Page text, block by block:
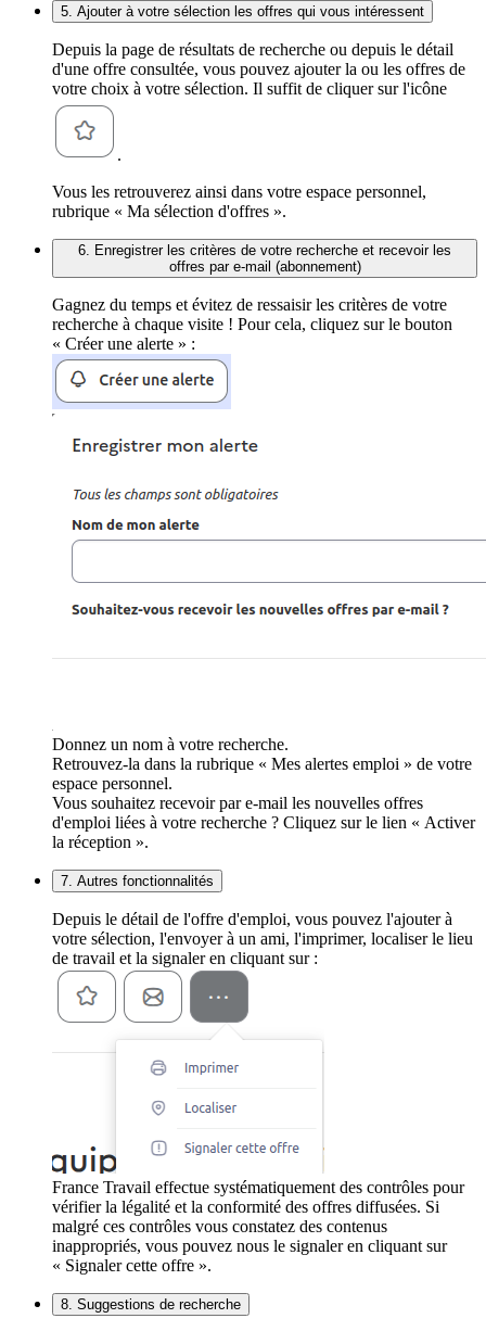
5. Ajouter à votre sélection les offres qui vous intéressent
Depuis la page de résultats de recherche ou depuis le détail
d'une offre consultée, vous pouvez ajouter la ou les offres de
votre choix à votre sélection. Il suffit de cliquer sur l'icône
.
Vous les retrouverez ainsi dans votre espace personnel,
rubrique « Ma sélection d'offres ».
6. Enregistrer les critères de votre recherche et recevoir les
offres par e-mail (abonnement)
Gagnez du temps et évitez de ressaisir les critères de votre
recherche à chaque visite ! Pour cela, cliquez sur le bouton
« Créer une alerte » :
Donnez un nom à votre recherche.
Retrouvez-la dans la rubrique « Mes alertes emploi » de votre
espace personnel.
Vous souhaitez recevoir par e-mail les nouvelles offres
d'emploi liées à votre recherche ? Cliquez sur le lien « Activer
la réception ».
7. Autres fonctionnalités
Depuis le détail de l'offre d'emploi, vous pouvez l'ajouter à
votre sélection, l'envoyer à un ami, l'imprimer, localiser le lieu
de travail et la signaler en cliquant sur :
France Travail effectue systématiquement des contrôles pour
vérifier la légalité et la conformité des offres diffusées. Si
malgré ces contrôles vous constatez des contenus
inappropriés, vous pouvez nous le signaler en cliquant sur
« Signaler cette offre ».
8. Suggestions de recherche